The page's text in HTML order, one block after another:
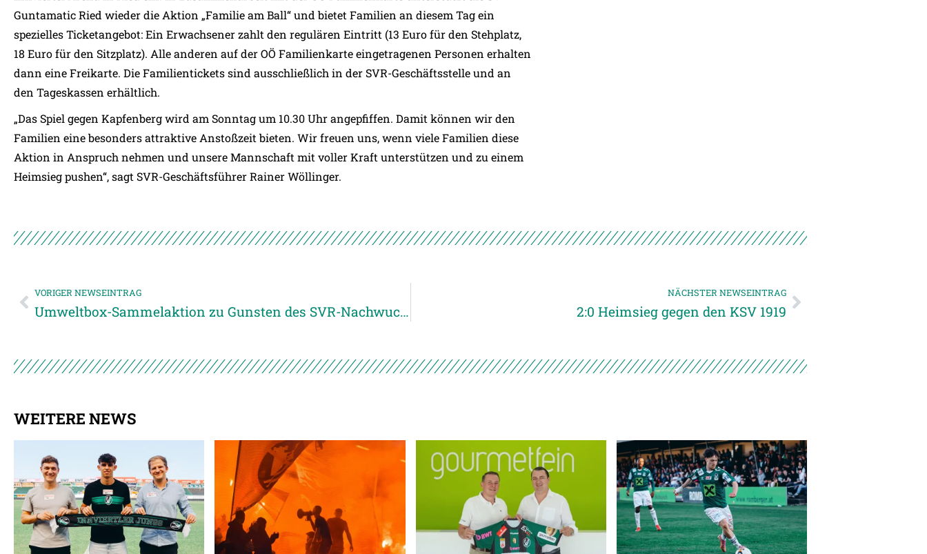
Guntamatic Ried wieder die Aktion „Familie am Ball“ und bietet Familien an diesem Tag ein
spezielles Ticketangebot: Ein Erwachsener zahlt den regulären Eintritt (13 Euro für den Stehplatz,
18 Euro für den Sitzplatz). Alle anderen auf der OÖ Familienkarte eingetragenen Personen erhalten
dann eine Freikarte. Die Familientickets sind ausschließlich in der SVR-Geschäftsstelle und an
den Tageskassen erhältlich.
„Das Spiel gegen Kapfenberg wird am Sonntag um 10.30 Uhr angepfiffen. Damit können wir den
Familien eine besonders attraktive Anstoßzeit bieten. Wir freuen uns, wenn viele Familien diese
Aktion in Anspruch nehmen und unsere Mannschaft mit voller Kraft unterstützen und zu einem
Heimsieg pushen“, sagt SVR-Geschäftsführer Rainer Wöllinger.
VORIGER NEWSEINTRAG
Umweltbox-Sammelaktion zu Gunsten des SVR-Nachwuchs
NÄCHSTER NEWSEINTRAG
2:0 Heimsieg gegen den KSV 1919
WEITERE NEWS